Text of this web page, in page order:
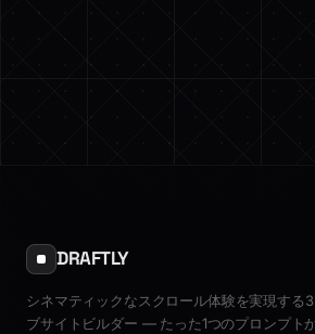
DRAFTLY
シネマティックなスクロール体験を実現する
ブサイトビルダー — たった1つのプロンプト